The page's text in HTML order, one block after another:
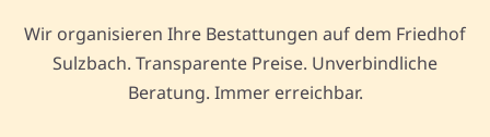
Wir organisieren Ihre Bestattungen auf dem Friedhof
Sulzbach. Transparente Preise. Unverbindliche
Beratung. Immer erreichbar.